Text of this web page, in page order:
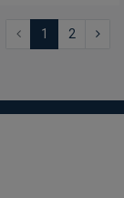
1 2